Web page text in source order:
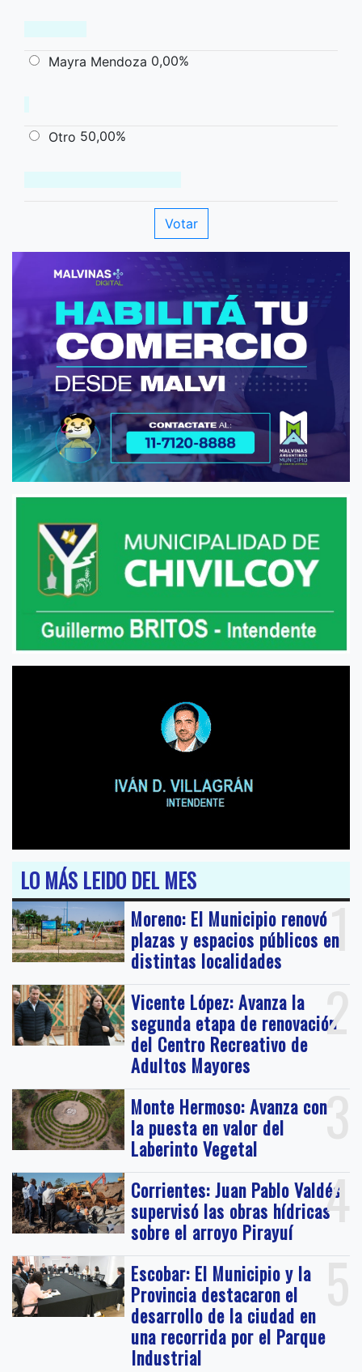
Mayra Mendoza 0,00%
Otro 50,00%
LO MÁS LEIDO DEL MES
1
Moreno: El Municipio renovó
plazas y espacios públicos en
distintas localidades
2
Vicente López: Avanza la
segunda etapa de renovación
del Centro Recreativo de
Adultos Mayores
3
Monte Hermoso: Avanza con
la puesta en valor del
Laberinto Vegetal
4
Corrientes: Juan Pablo Valdés
supervisó las obras hídricas
sobre el arroyo Pirayuí
5
Escobar: El Municipio y la
Provincia destacaron el
desarrollo de la ciudad en
una recorrida por el Parque
Industrial